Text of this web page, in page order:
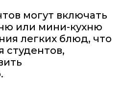
могут включать
или мини-кухню
легких блюд, что
студентов,